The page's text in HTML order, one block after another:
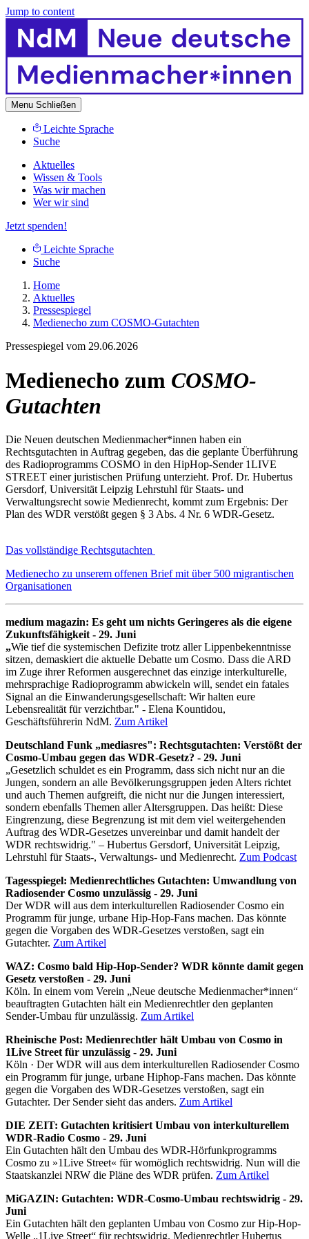
Jump to content
Menu Schließen
Leichte Sprache
Suche
Aktuelles
Wissen & Tools
Was wir machen
Wer wir sind
Jetzt spenden!
Leichte Sprache
Suche
Home
Aktuelles
Pressespiegel
Medienecho zum COSMO-Gutachten
Pressespiegel vom 29.06.2026
Medienecho zum COSMO-
Gutachten
Die Neuen deutschen Medienmacher*innen haben ein
Rechtsgutachten in Auftrag gegeben, das die geplante Überführung
des Radioprogramms COSMO in den HipHop-Sender 1LIVE
STREET einer juristischen Prüfung unterzieht. Prof. Dr. Hubertus
Gersdorf, Universität Leipzig Lehrstuhl für Staats- und
Verwaltungsrecht sowie Medienrecht, kommt zum Ergebnis: Der
Plan des WDR verstößt gegen § 3 Abs. 4 Nr. 6 WDR-Gesetz.
Das vollständige Rechtsgutachten
Medienecho zu unserem offenen Brief mit über 500 migrantischen
Organisationen
medium magazin: Es geht um nichts Geringeres als die eigene
Zukunftsfähigkeit - 29. Juni
„Wie tief die systemischen Defizite trotz aller Lippenbekenntnisse
sitzen, demaskiert die aktuelle Debatte um Cosmo. Dass die ARD
im Zuge ihrer Reformen ausgerechnet das einzige interkulturelle,
mehrsprachige Radioprogramm abwickeln will, sendet ein fatales
Signal an die Einwanderungsgesellschaft: Wir halten eure
Lebensrealität für verzichtbar." - Elena Kountidou,
Geschäftsführerin NdM. Zum Artikel
Deutschland Funk „mediasres": Rechtsgutachten: Verstößt der
Cosmo-Umbau gegen das WDR-Gesetz? - 29. Juni
„Gesetzlich schuldet es ein Programm, dass sich nicht nur an die
Jungen, sondern an alle Bevölkerungsgruppen jeden Alters richtet
und auch Themen aufgreift, die nicht nur die Jungen interessiert,
sondern ebenfalls Themen aller Altersgruppen. Das heißt: Diese
Eingrenzung, diese Begrenzung ist mit dem viel weitergehenden
Auftrag des WDR-Gesetzes unvereinbar und damit handelt der
WDR rechtswidrig." – Hubertus Gersdorf, Universität Leipzig,
Lehrstuhl für Staats-, Verwaltungs- und Medienrecht. Zum Podcast
Tagesspiegel: Medienrechtliches Gutachten: Umwandlung von
Radiosender Cosmo unzulässig - 29. Juni
Der WDR will aus dem interkulturellen Radiosender Cosmo ein
Programm für junge, urbane Hip-Hop-Fans machen. Das könnte
gegen die Vorgaben des WDR-Gesetzes verstoßen, sagt ein
Gutachter. Zum Artikel
WAZ: Cosmo bald Hip-Hop-Sender? WDR könnte damit gegen
Gesetz verstoßen - 29. Juni
Köln. In einem vom Verein „Neue deutsche Medienmacher*innen“
beauftragten Gutachten hält ein Medienrechtler den geplanten
Sender-Umbau für unzulässig. Zum Artikel
Rheinische Post: Medienrechtler hält Umbau von Cosmo in
1Live Street für unzulässig - 29. Juni
Köln · Der WDR will aus dem interkulturellen Radiosender Cosmo
ein Programm für junge, urbane Hiphop-Fans machen. Das könnte
gegen die Vorgaben des WDR-Gesetzes verstoßen, sagt ein
Gutachter. Der Sender sieht das anders. Zum Artikel
DIE ZEIT: Gutachten kritisiert Umbau von interkulturellem
WDR-Radio Cosmo - 29. Juni
Ein Gutachten hält den Umbau des WDR-Hörfunkprogramms
Cosmo zu »1Live Street« für womöglich rechtswidrig. Nun will die
Staatskanzlei NRW die Pläne des WDR prüfen. Zum Artikel
MiGAZIN: Gutachten: WDR-Cosmo-Umbau rechtswidrig - 29.
Juni
Ein Gutachten hält den geplanten Umbau von Cosmo zur Hip-Hop-
Welle „1Live Street“ für rechtswidrig. Medienrechtler Hubertus